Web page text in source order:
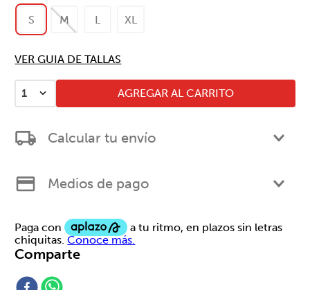
S M L XL
VER GUIA DE TALLAS
1 AGREGAR AL CARRITO
Calcular tu envío
Medios de pago
Comparte